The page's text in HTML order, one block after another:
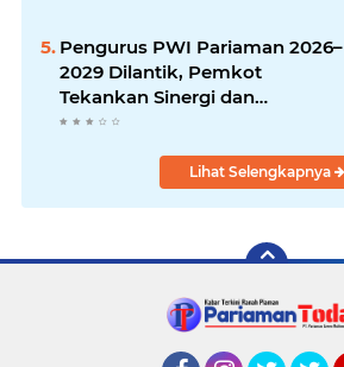
Pengurus PWI Pariaman 2026–
2029 Dilantik, Pemkot
Tekankan Sinergi dan
Profesionalisme Pers
Lihat Selengkapnya